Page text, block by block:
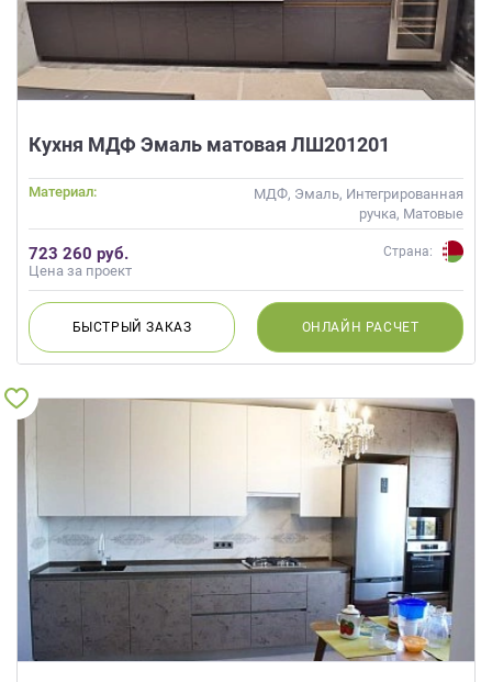
Кухня МДФ Эмаль матовая ЛШ201201
Материал:
МДФ, Эмаль, Интегрированная
ручка, Матовые
723 260 руб.
Цена за проект
Страна:
БЫСТРЫЙЗАКАЗ ОНЛАЙН РАСЧЕТ